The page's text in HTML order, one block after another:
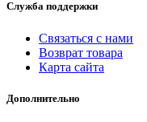
Служба поддержки
Связаться с нами
Возврат товара
Карта сайта
Дополнительно